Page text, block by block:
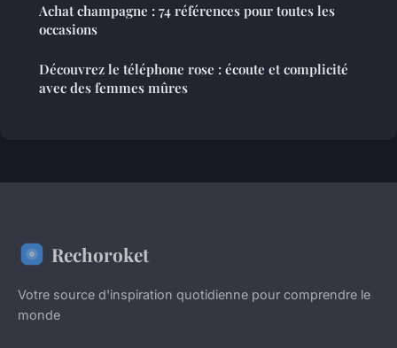
Achat champagne : 74 références pour toutes les
occasions
Découvrez le téléphone rose : écoute et complicité
avec des femmes mûres
Rechoroket
Votre source d'inspiration quotidienne pour comprendre le
monde